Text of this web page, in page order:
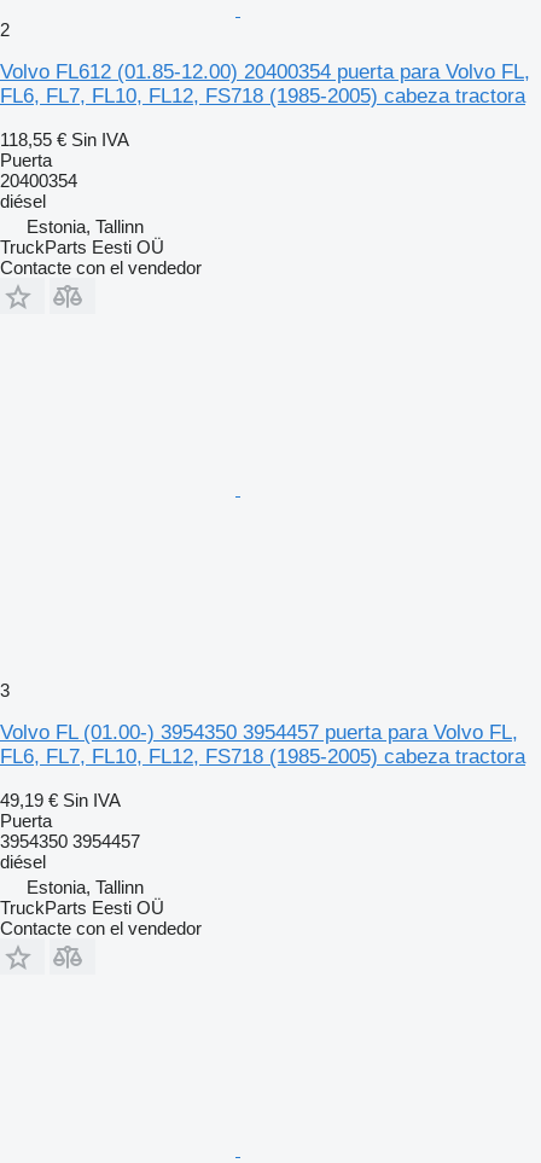
2
Volvo FL612 (01.85-12.00) 20400354 puerta para Volvo FL,
FL6, FL7, FL10, FL12, FS718 (1985-2005) cabeza tractora
118,55 € Sin IVA
Puerta
20400354
diésel
Estonia, Tallinn
TruckParts Eesti OÜ
Contacte con el vendedor
3
Volvo FL (01.00-) 3954350 3954457 puerta para Volvo FL,
FL6, FL7, FL10, FL12, FS718 (1985-2005) cabeza tractora
49,19 € Sin IVA
Puerta
3954350 3954457
diésel
Estonia, Tallinn
TruckParts Eesti OÜ
Contacte con el vendedor